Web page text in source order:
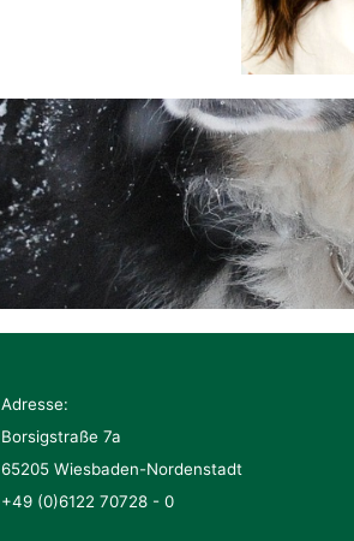
Adresse:
Borsigstraße 7a
65205 Wiesbaden-Nordenstadt
+49 (0)6122 70728 - 0